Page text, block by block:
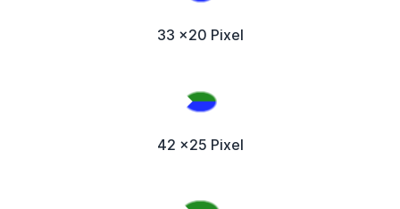
33 x20 Pixel
42 x25 Pixel